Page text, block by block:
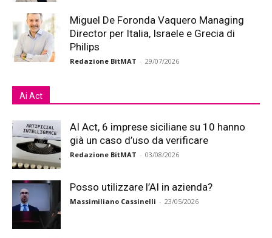
Miguel De Foronda Vaquero Managing
Director per Italia, Israele e Grecia di
Philips
Redazione BitMAT - 29/07/2026
Ai Act
AI Act, 6 imprese siciliane su 10 hanno
già un caso d’uso da verificare
Redazione BitMAT - 03/08/2026
Posso utilizzare l’AI in azienda?
Massimiliano Cassinelli - 23/05/2026